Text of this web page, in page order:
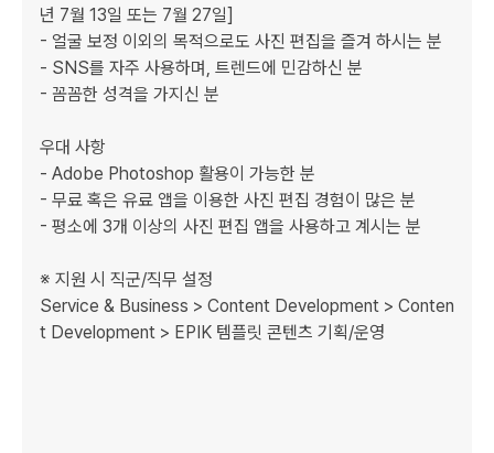
년 7월 13일 또는 7월 27일]
- 얼굴 보정 이외의 목적으로도 사진 편집을 즐겨 하시는 분
- SNS를 자주 사용하며, 트렌드에 민감하신 분
- 꼼꼼한 성격을 가지신 분
우대 사항
- Adobe Photoshop 활용이 가능한 분
- 무료 혹은 유료 앱을 이용한 사진 편집 경험이 많은 분
- 평소에 3개 이상의 사진 편집 앱을 사용하고 계시는 분
※ 지원 시 직군/직무 설정
Service & Business > Content Development > Conten
t Development > EPIK 템플릿 콘텐츠 기획/운영